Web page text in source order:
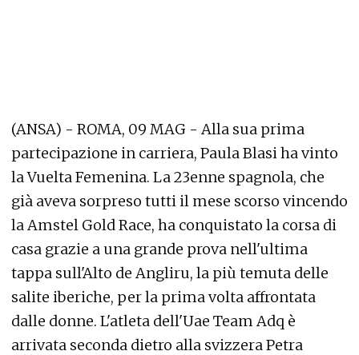
(ANSA) - ROMA, 09 MAG - Alla sua prima
partecipazione in carriera, Paula Blasi ha vinto
la Vuelta Femenina. La 23enne spagnola, che
già aveva sorpreso tutti il mese scorso vincendo
la Amstel Gold Race, ha conquistato la corsa di
casa grazie a una grande prova nell'ultima
tappa sull'Alto de Angliru, la più temuta delle
salite iberiche, per la prima volta affrontata
dalle donne. L'atleta dell'Uae Team Adq è
arrivata seconda dietro alla svizzera Petra